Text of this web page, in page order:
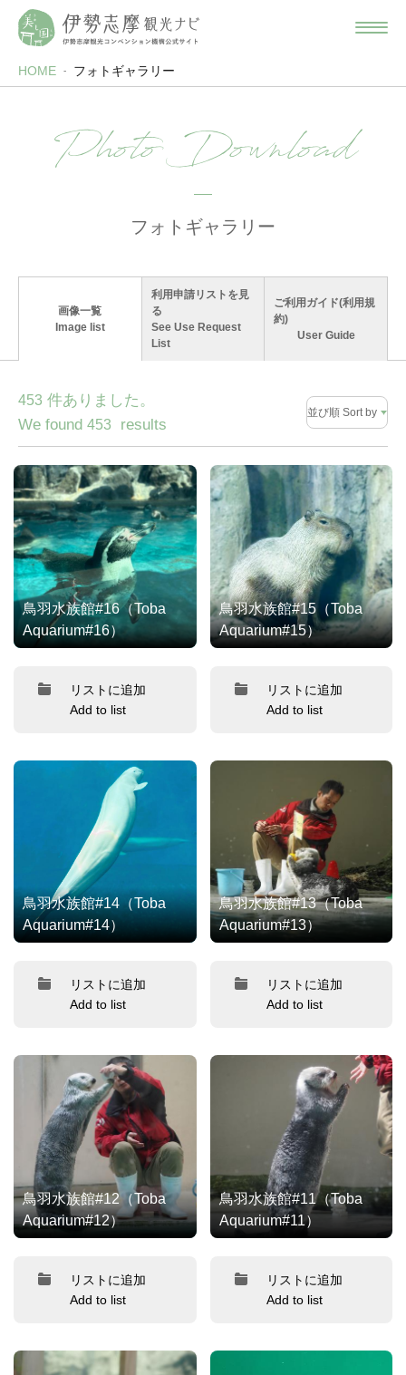
HOME フォトギャラリー
Photo Download
フォトギャラリー
画像一覧
Image list
利用申請リストを見
る
See Use Request
List
ご利用ガイド(利用規
約)
User Guide
453 件ありました。
We found 453 results
並び順 Sort by
鳥羽水族館#16（Toba
Aquarium#16）
リストに追加
Add to list
鳥羽水族館#15（Toba
Aquarium#15）
リストに追加
Add to list
鳥羽水族館#14（Toba
Aquarium#14）
リストに追加
Add to list
鳥羽水族館#13（Toba
Aquarium#13）
リストに追加
Add to list
鳥羽水族館#12（Toba
Aquarium#12）
リストに追加
Add to list
鳥羽水族館#11（Toba
Aquarium#11）
リストに追加
Add to list